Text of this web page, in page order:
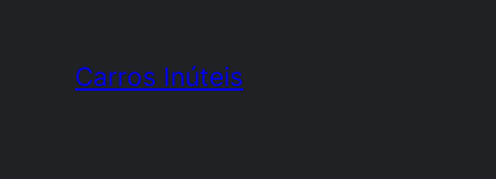
Carros Inúteis